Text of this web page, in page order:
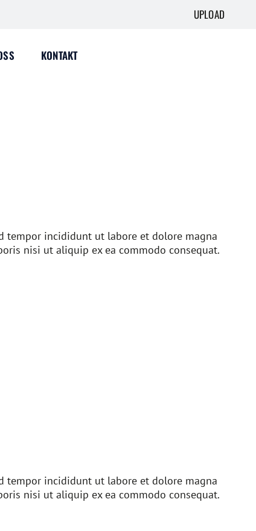
UPLOAD
KONTAKT
tempor incididunt ut labore et dolore magna
nisi ut aliquip ex ea commodo consequat.
tempor incididunt ut labore et dolore magna
nisi ut aliquip ex ea commodo consequat.